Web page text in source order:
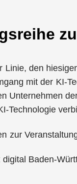
Linie, den
mit der KI-
Unternehmen
Technologie
zur
Baden-